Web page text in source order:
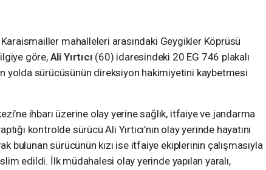
Karaismailler mahalleleri arasındaki Geygikler Köprüsü
göre, Ali Yırtıcı (60) idaresindeki 20 EG 746 plakalı
yolda sürücüsünün direksiyon hakimiyetini kaybetmesi
ihbarı üzerine olay yerine sağlık, itfaiye ve jandarma
kontrolde sürücü Ali Yırtıcı’nın olay yerinde hayatını
bulunan sürücünün kızı ise itfaiye ekiplerinin çalışmasıyla
edildi. İlk müdahalesi olay yerinde yapılan yaralı,